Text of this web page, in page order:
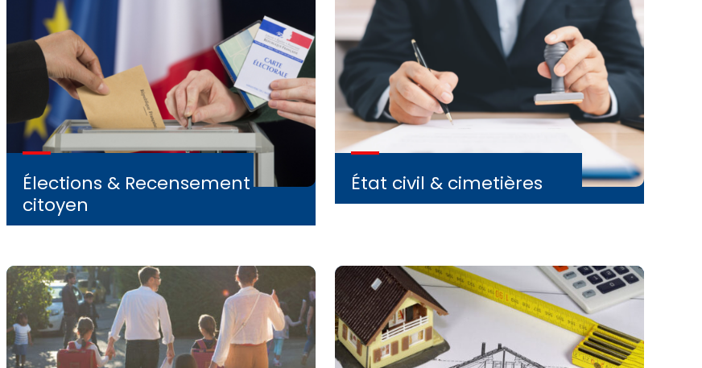
Élections & Recensement
citoyen
État civil & cimetières